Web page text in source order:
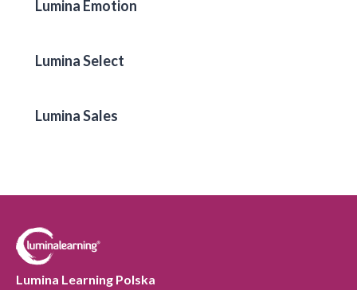
Lumina Emotion
Lumina Select
Lumina Sales
Lumina Learning Polska